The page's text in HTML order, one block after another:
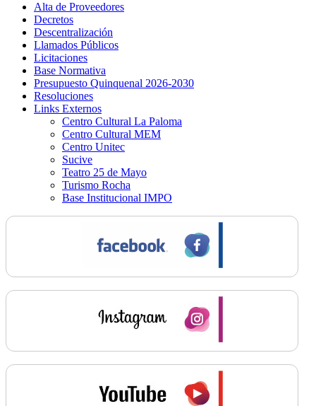
Alta de Proveedores
Decretos
Descentralización
Llamados Públicos
Licitaciones
Base Normativa
Presupuesto Quinquenal 2026-2030
Resoluciones
Links Externos
Centro Cultural La Paloma
Centro Cultural MEM
Centro Unitec
Sucive
Teatro 25 de Mayo
Turismo Rocha
Base Institucional IMPO